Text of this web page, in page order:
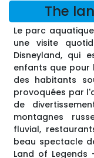
The
Le parc
une visite
Disneyland, qui
enfants que pour
des habitants
provoquées par
de
montagnes
fluvial,
beau spectacle
Land of Legends